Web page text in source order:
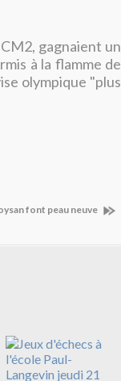
gagnaient un
à la flamme de
olympique "plus
font peau neuve